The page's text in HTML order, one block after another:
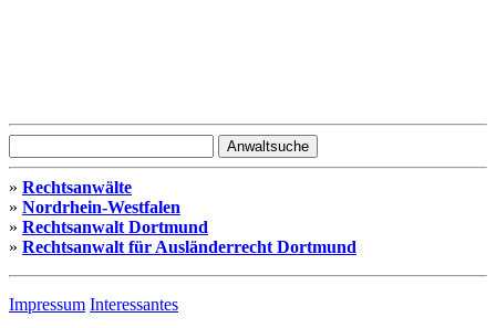
» Rechtsanwälte
» Nordrhein-Westfalen
» Rechtsanwalt Dortmund
» Rechtsanwalt für Ausländerrecht Dortmund
Impressum Interessantes